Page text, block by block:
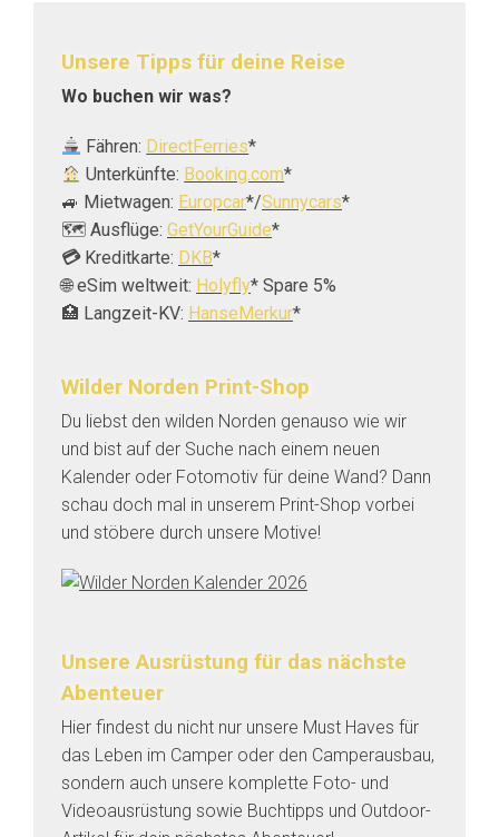
Unsere Tipps für deine Reise
Wo buchen wir was?
Fähren: DirectFerries*
Unterkünfte: Booking.com*
🚙 Mietwagen: Europcar*/Sunnycars*
🗺️ Ausflüge: GetYourGuide*
💳Kreditkarte: DKB*
🌐 eSim weltweit: Holyfly* Spare 5%
🏥 Langzeit-KV: HanseMerkur*
Wilder Norden Print-Shop
Du liebst den wilden Norden genauso wie wir
und bist auf der Suche nach einem neuen
Kalender oder Fotomotiv für deine Wand? Dann
schau doch mal in unserem Print-Shop vorbei
und stöbere durch unsere Motive!
Unsere Ausrüstung für das nächste
Abenteuer
Hier findest du nicht nur unsere Must Haves für
das Leben im Camper oder den Camperausbau,
sondern auch unsere komplette Foto- und
Videoausrüstung sowie Buchtipps und Outdoor-